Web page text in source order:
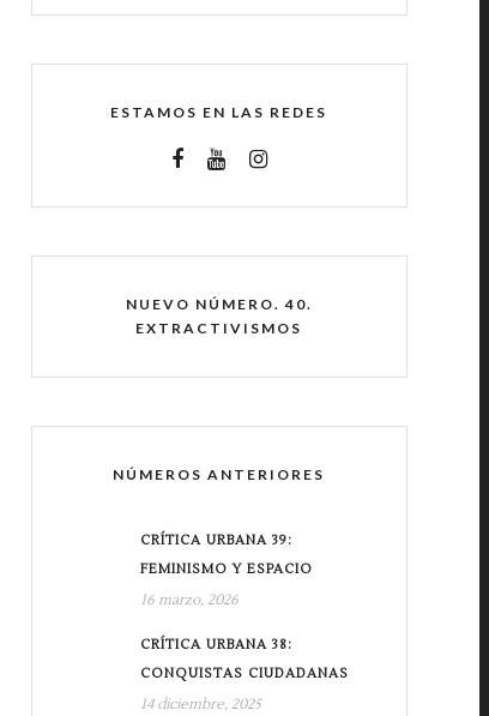
ESTAMOS EN LAS REDES
NUEVO NÚMERO. 40.
EXTRACTIVISMOS
NÚMEROS ANTERIORES
CRÍTICA URBANA 39:
FEMINISMO Y ESPACIO
16 marzo, 2026
CRÍTICA URBANA 38:
CONQUISTAS CIUDADANAS
14 diciembre, 2025